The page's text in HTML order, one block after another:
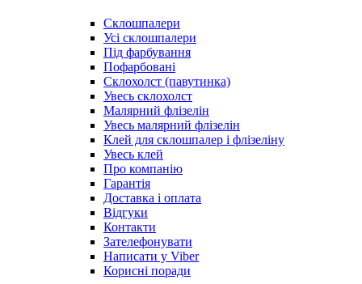
Склошпалери
Усі склошпалери
Під фарбування
Пофарбовані
Склохолст (павутинка)
Увесь склохолст
Малярний флізелін
Увесь малярний флізелін
Клей для склошпалер і флізеліну
Увесь клей
Про компанію
Гарантія
Доставка і оплата
Відгуки
Контакти
Зателефонувати
Написати у Viber
Корисні поради